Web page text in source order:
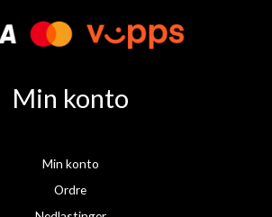
b
o
g
m
Min konto
Min konto
Ordre